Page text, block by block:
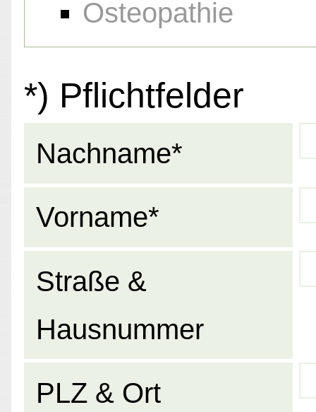
Osteopathie
*) Pflichtfelder
Nachname*
Vorname*
Straße &
Hausnummer
PLZ & Ort